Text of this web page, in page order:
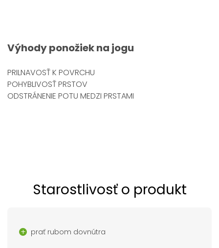
Výhody ponožiek na jogu
PRILNAVOSŤ K POVRCHU
POHYBLIVOSŤ PRSTOV
ODSTRÁNENIE POTU MEDZI PRSTAMI
Starostlivosť o produkt
prať rubom dovnútra